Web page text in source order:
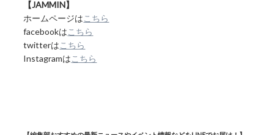
【JAMMIN】
ホームページはこちら
facebookはこちら
twitterはこちら
Instagramはこちら